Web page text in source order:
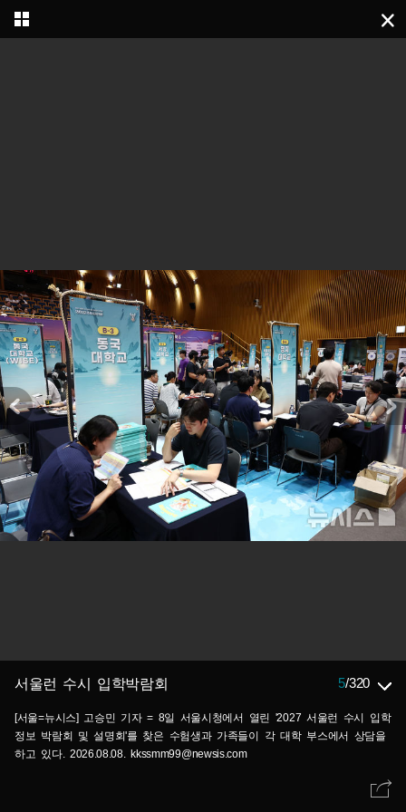
서울런 수시 입학박람회 5/320
[서울=뉴시스] 고승민 기자 = 8일 서울시청에서 열린 '2027 서울런 수시 입학
정보 박람회 및 설명회'를 찾은 수험생과 가족들이 각 대학 부스에서 상담을
하고 있다. 2026.08.08. kkssmm99@newsis.com